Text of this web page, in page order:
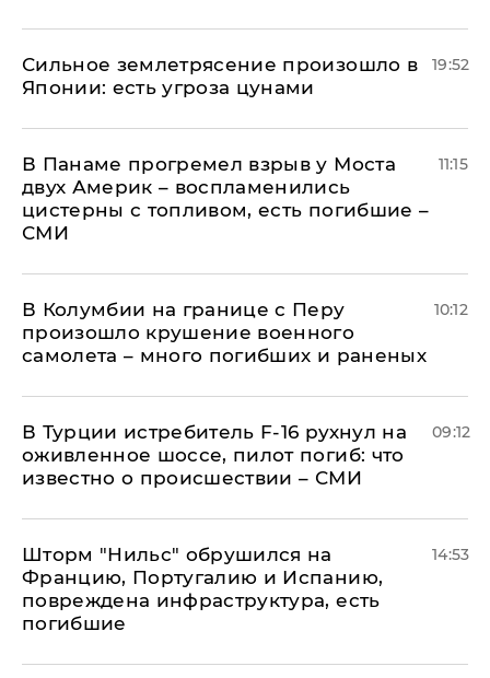
Сильное землетрясение произошло в
Японии: есть угроза цунами
19:52
В Панаме прогремел взрыв у Моста
двух Америк – воспламенились
цистерны с топливом, есть погибшие –
СМИ
11:15
В Колумбии на границе с Перу
произошло крушение военного
самолета – много погибших и раненых
10:12
В Турции истребитель F-16 рухнул на
оживленное шоссе, пилот погиб: что
известно о происшествии – СМИ
09:12
Шторм "Нильс" обрушился на
Францию, Португалию и Испанию,
повреждена инфраструктура, есть
погибшие
14:53